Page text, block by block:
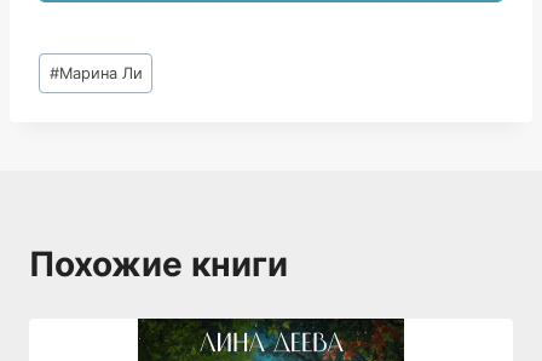
Метки
записи:
#Марина Ли
Похожие книги